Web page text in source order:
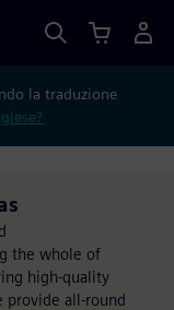
la traduzione
the whole of
high-quality
provide all-round